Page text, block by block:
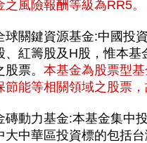
之風險報酬等級為RR5。
球關鍵資源基金:中國投
、紅籌股及H股，惟本
票。 本基金為股票型
節能等相關領域之股票
磚動力基金:本基金集中
大中華區投資標的包括